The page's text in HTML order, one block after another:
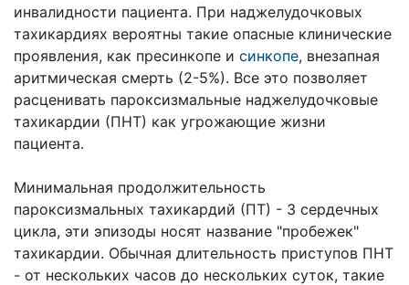
инвалидности пациента. При наджелудочковых
тахикардиях вероятны такие опасные клинические
проявления, как пресинкопе и синкопе, внезапная
аритмическая смерть (2-5%). Все это позволяет
расценивать пароксизмальные наджелудочковые
тахикардии (ПНТ) как угрожающие жизни
пациента.
Минимальная продолжительность
пароксизмальных тахикардий (ПТ) - 3 сердечных
цикла, эти эпизоды носят название "пробежек"
тахикардии. Обычная длительность приступов ПНТ
- от нескольких часов до нескольких суток, такие